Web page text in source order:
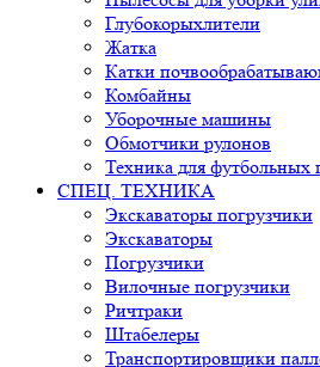
Глубокорыхлители
Жатка
Катки
Комбайны
Уборочные машины
Обмотчики рулонов
Техника для футбольных
СПЕЦ. ТЕХНИКА
Экскаваторы погрузчики
Экскаваторы
Погрузчики
Вилочные погрузчики
Ричтраки
Штабелеры
Транспортировщики